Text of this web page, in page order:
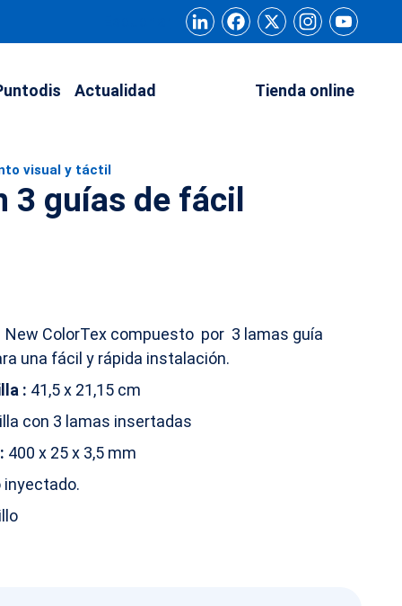
LinkedInFacebook
X Instagram
Actualidad Tienda online
visual y táctil
3 guías de fácil
ColorTex compuesto por 3 lamas guía
una fácil y rápida instalación.
: 41,5 x 21,15 cm
con 3 lamas insertadas
400 x 25 x 3,5 mm